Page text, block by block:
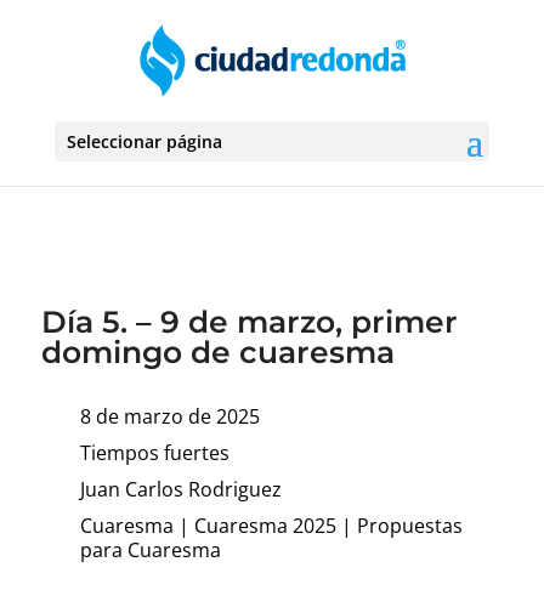
Seleccionar página
Día 5. – 9 de marzo, primer
domingo de cuaresma
8 de marzo de 2025
Tiempos fuertes
Juan Carlos Rodriguez
Cuaresma | Cuaresma 2025| Propuestas
para Cuaresma